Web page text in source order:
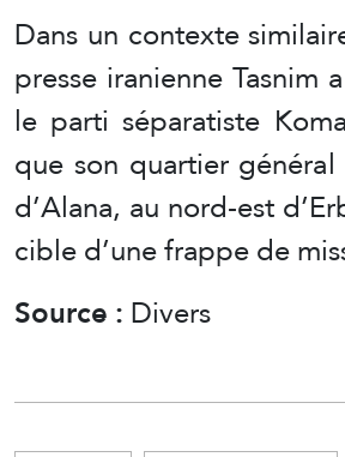
Dans un contexte
presse iranienne Tasnim
le parti séparatiste
que son quartier
d’Alana, au nord-est
cible d’une frappe de
Source :Divers